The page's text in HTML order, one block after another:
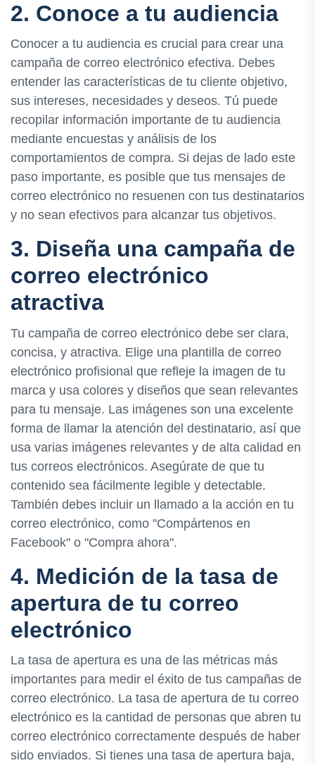
2. Conoce a tu audiencia
Conocer a tu audiencia es crucial para crear una
campaña de correo electrónico efectiva. Debes
entender las características de tu cliente objetivo,
sus intereses, necesidades y deseos. Tú puede
recopilar información importante de tu audiencia
mediante encuestas y análisis de los
comportamientos de compra. Si dejas de lado este
paso importante, es posible que tus mensajes de
correo electrónico no resuenen con tus destinatarios
y no sean efectivos para alcanzar tus objetivos.
3. Diseña una campaña de
correo electrónico
atractiva
Tu campaña de correo electrónico debe ser clara,
concisa, y atractiva. Elige una plantilla de correo
electrónico profisional que refleje la imagen de tu
marca y usa colores y diseños que sean relevantes
para tu mensaje. Las imágenes son una excelente
forma de llamar la atención del destinatario, así que
usa varias imágenes relevantes y de alta calidad en
tus correos electrónicos. Asegúrate de que tu
contenido sea fácilmente legible y detectable.
También debes incluir un llamado a la acción en tu
correo electrónico, como "Compártenos en
Facebook" o "Compra ahora".
4. Medición de la tasa de
apertura de tu correo
electrónico
La tasa de apertura es una de las métricas más
importantes para medir el éxito de tus campañas de
correo electrónico. La tasa de apertura de tu correo
electrónico es la cantidad de personas que abren tu
correo electrónico correctamente después de haber
sido enviados. Si tienes una tasa de apertura baja,